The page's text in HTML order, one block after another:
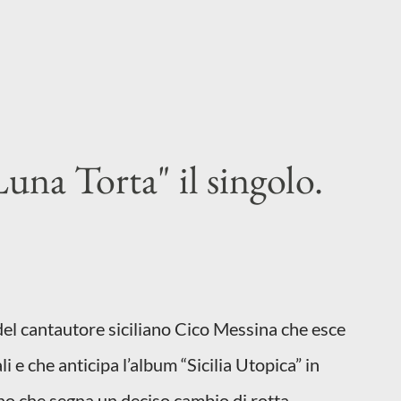
Torta" il singolo.
cantautore siciliano Cico Messina che esce
che anticipa l’album “Sicilia Utopica” in